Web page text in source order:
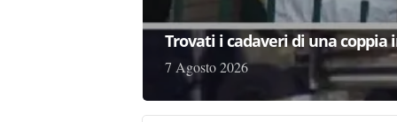
Trovati i cadaveri di una coppia
7 Agosto 2026